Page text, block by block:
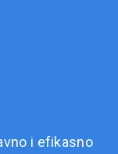
i efikasno